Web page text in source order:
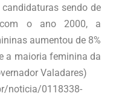
sendo de
com o ano 2000, a
aumentou de 8%
a maioria feminina da
Valadares)
noticia/0118338-